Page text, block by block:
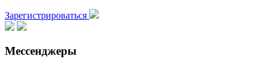
Зарегистрироваться
Мессенджеры